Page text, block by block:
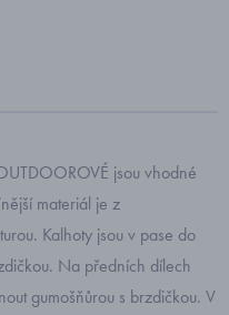
jsou vhodné
materiál je z
Kalhoty jsou v pase do
Na předních dílech
gumošňůrou s brzdičkou. V